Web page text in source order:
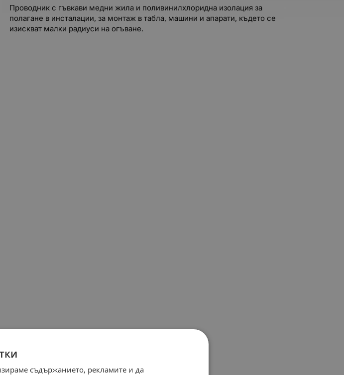
Проводник с гъвкави медни жила и поливинилхлоридна изолация за
полагане в инсталации, за монтаж в табла, машини и апарати, където се
изискват малки радиуси на огъване.
съдържанието, рекламите и да